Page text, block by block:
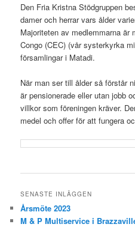
Den Fria Kristna Stödgruppen
damer och herrar vars ålder
Majoriteten av medlemmarna är
Congo (CEC) (vår systerkyrka
församlingar i Matadi.
När man ser till ålder så förstår
är pensionerade eller utan jobb
villkor som föreningen kräver.
medel och offer för att fungera
SENASTE INLÄGGEN
Årsmöte 2023
M & P Multiservice i